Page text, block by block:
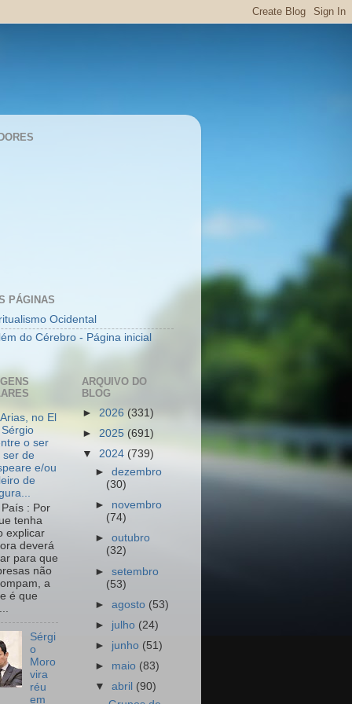
PÁGINAS
Ocidental
do Cérebro - Página inicial
no El
o ser
ser de
e/ou
de
: Por
tenha
explicar
deverá
para que
não
a
é que
Sérgi
o
Moro
vira
réu
em
ARQUIVO DO
BLOG
► 2026 (331)
► 2025 (691)
▼ 2024 (739)
►dezembro
(30)
► novembro
(74)
►outubro
(32)
►setembro
(53)
►agosto (53)
► julho (24)
► junho (51)
► maio (83)
▼abril (90)